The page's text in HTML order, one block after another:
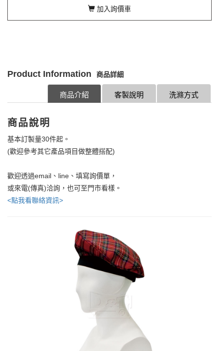
加入詢價車
Product Information 商品詳細
洗滌方式
客製說明
商品介紹
商品說明
基本訂製量30件起。
(歡迎參考其它產品項目做整體搭配)
歡迎透過email、line、填寫詢價單，
或來電(傳真)洽詢，也可至門市看樣。
<點我看聯絡資訊>